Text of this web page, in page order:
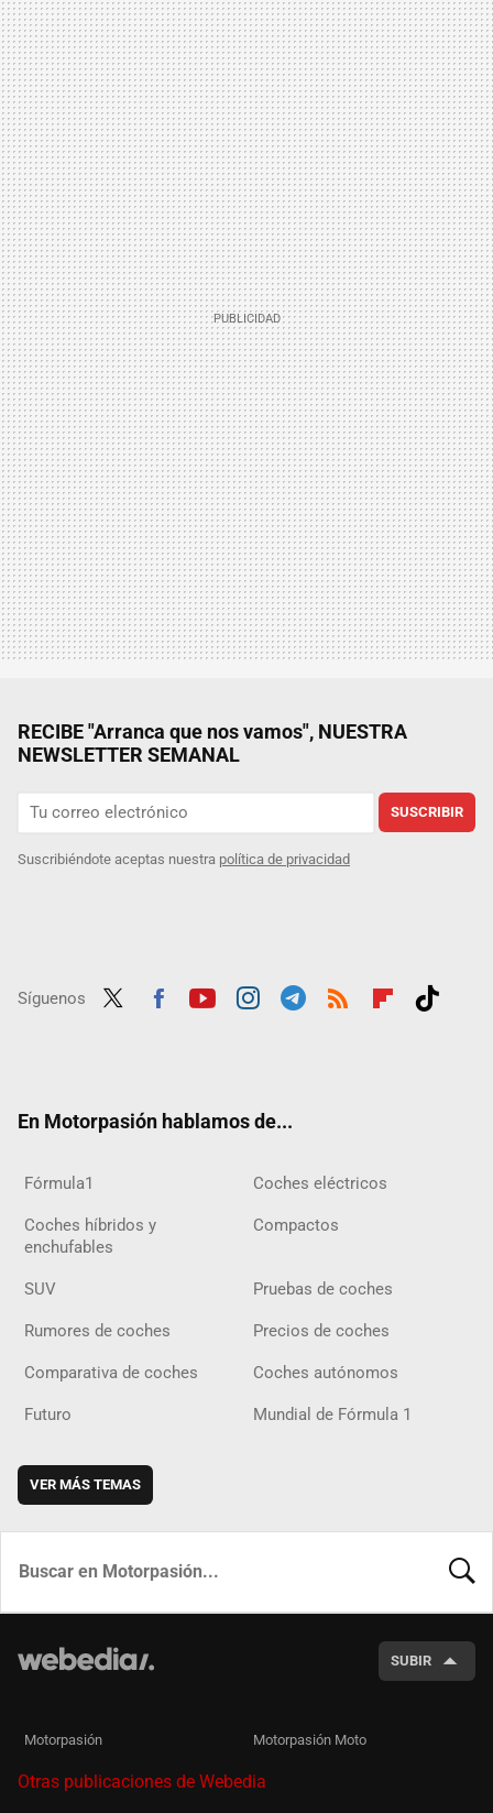
RECIBE "Arranca que nos vamos", NUESTRA
NEWSLETTER SEMANAL
SUSCRIBIR
Suscribiéndote aceptas nuestra política de privacidad
Síguenos
En Motorpasión hablamos de...
Fórmula1 Coches eléctricos
Coches híbridos y
enchufables
Compactos
SUV Pruebas de coches
Rumores de coches Precios de coches
Comparativa de coches Coches autónomos
Futuro Mundial de Fórmula 1
VER MÁS TEMAS
SUBIR
Motorpasión Motorpasión Moto
Otras publicaciones de Webedia